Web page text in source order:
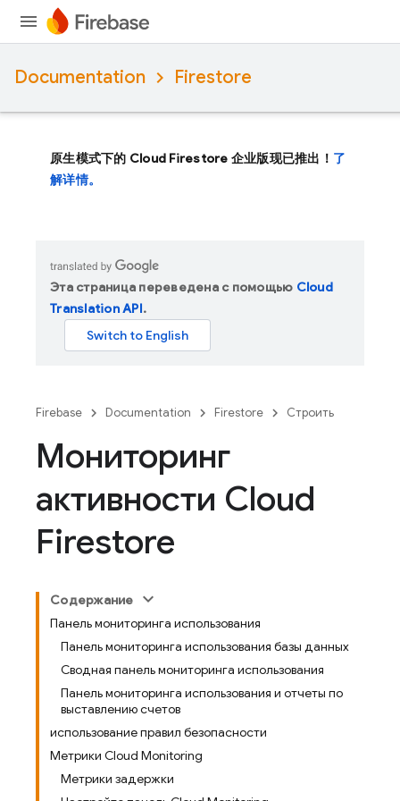
Documentation Firestore
原生模式下的 Cloud Firestore 企业版现已推出！ 了
解详情。
Эта страница переведена с помощью Cloud
Translation API.
Firebase Documentation Firestore Строить
Мониторинг
активности Cloud
Firestore
Содержание
Панель мониторинга использования
Панель мониторинга использования базы данных
Сводная панель мониторинга использования
Панель мониторинга использования и отчеты по
выставлению счетов
использование правил безопасности
Метрики Cloud Monitoring
Метрики задержки